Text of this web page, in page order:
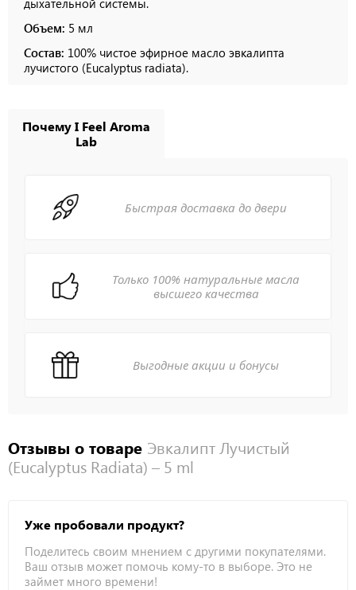
Объем: 5 мл
Состав: 100% чистое эфирное масло эвкалипта
лучистого (Eucalyptus radiata).
Почему I Feel Aroma
Lab
Быстрая доставка до двери
Только 100% натуральные масла
высшего качества
Выгодные акции и бонусы
Отзывы о товаре Эвкалипт Лучистый
(Eucalyptus Radiata) – 5 ml
Уже пробовали продукт?
Поделитесь своим мнением с другими покупателями.
Ваш отзыв может помочь кому-то в выборе. Это не
займет много времени!